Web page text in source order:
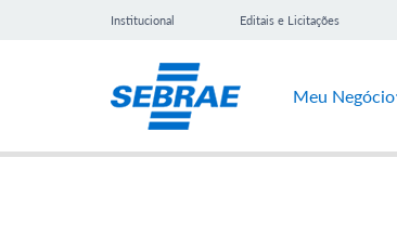
Institucional Editais e Licitações
Meu Negócio